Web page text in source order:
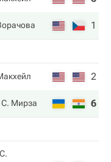
1
2
С. Мирза 6
С.